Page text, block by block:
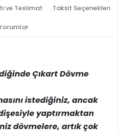
ve Teslimat Taksit Seçenekleri
Çıkart Dövme
istediğiniz, ancak
yaptırmaktan
dövmelere, artık çok